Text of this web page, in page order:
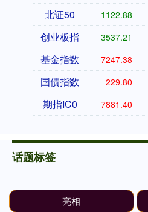
北证50 1122.88
创业板指 3537.21
基金指数 7247.38
国债指数 229.80
期指IC0 7881.40
话题标签
亮相